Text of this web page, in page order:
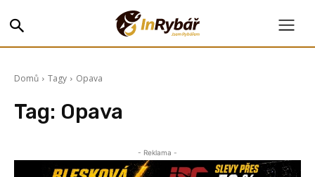
Domů Tagy Opava
Tag: Opava
- Reklama -